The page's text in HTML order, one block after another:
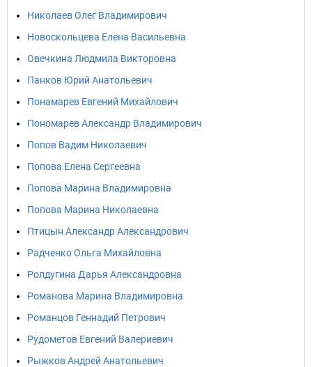
Николаев Олег Владимирович
Новоскольцева Елена Васильевна
Овечкина Людмила Викторовна
Панков Юрий Анатольевич
Понамарев Евгений Михайлович
Пономарев Александр Владимирович
Попов Вадим Николаевич
Попова Елена Сергеевна
Попова Марина Владимировна
Попова Марина Николаевна
Птицын Александр Александрович
Радченко Ольга Михайловна
Ролдугина Дарья Александровна
Романова Марина Владимировна
Романцов Геннадий Петрович
Рудометов Евгений Валериевич
Рыжков Андрей Анатольевич